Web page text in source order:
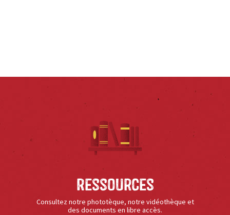
Ressources
Consultez notre phototèque, notre vidéothèque et
des documents en libre accès.